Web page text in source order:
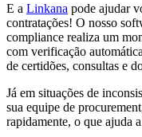
E a Linkana pode ajudar
contratações! O nosso
compliance realiza um
com verificação
de certidões, consultas e
Já em situações de
sua equipe de
rapidamente, o que ajuda